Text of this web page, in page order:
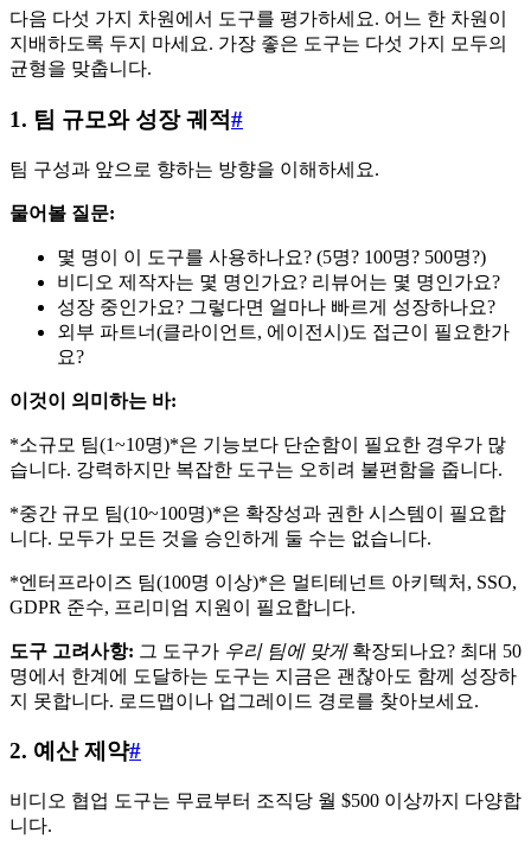
다음 다섯 가지 차원에서 도구를 평가하세요. 어느 한 차원이
지배하도록 두지 마세요. 가장 좋은 도구는 다섯 가지 모두의
균형을 맞춥니다.
1. 팀 규모와 성장 궤적#
팀 구성과 앞으로 향하는 방향을 이해하세요.
물어볼 질문:
몇 명이 이 도구를 사용하나요? (5명? 100명? 500명?)
비디오 제작자는 몇 명인가요? 리뷰어는 몇 명인가요?
성장 중인가요? 그렇다면 얼마나 빠르게 성장하나요?
외부 파트너(클라이언트, 에이전시)도 접근이 필요한가
요?
이것이 의미하는 바:
*소규모 팀(1~10명)*은 기능보다 단순함이 필요한 경우가 많
습니다. 강력하지만 복잡한 도구는 오히려 불편함을 줍니다.
*중간 규모 팀(10~100명)*은 확장성과 권한 시스템이 필요합
니다. 모두가 모든 것을 승인하게 둘 수는 없습니다.
*엔터프라이즈 팀(100명 이상)*은 멀티테넌트 아키텍처, SSO,
GDPR 준수, 프리미엄 지원이 필요합니다.
도구 고려사항: 그 도구가 우리 팀에 맞게확장되나요? 최대 50
명에서 한계에 도달하는 도구는 지금은 괜찮아도 함께 성장하
지 못합니다. 로드맵이나 업그레이드 경로를 찾아보세요.
2. 예산 제약#
비디오 협업 도구는 무료부터 조직당 월 $500 이상까지 다양합
니다.